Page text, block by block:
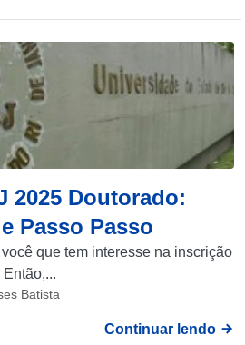
2025 Doutorado:
Passo Passo
que tem interesse na inscrição
Batista
Continuar lendo